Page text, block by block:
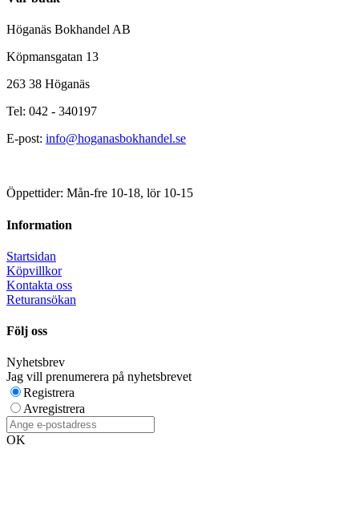
Höganäs Bokhandel AB
Köpmansgatan 13
263 38 Höganäs
Tel: 042 - 340197
E-post: info@hoganasbokhandel.se
Öppettider: Mån-fre 10-18, lör 10-15
Information
Startsidan
Köpvillkor
Kontakta oss
Returansökan
Följ oss
Nyhetsbrev
Jag vill prenumerera på nyhetsbrevet
Registrera
Avregistrera
OK